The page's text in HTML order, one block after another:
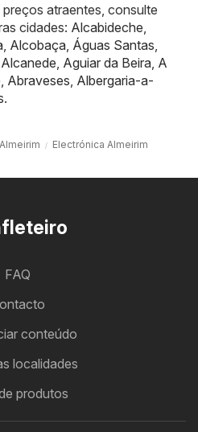
atraentes, consulte
cidades: Alcabideche
Alcobaça Águas Santas
Alcanede Aguiar da Beira A
Abraveses Albergaria-a-
.
Electrónica Almeirim
FAQ
conteúdo
localidades
produtos